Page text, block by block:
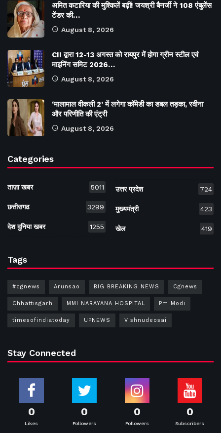
अमित कटारिया की मुश्किलें बढ़ीं! जयश्री बैनर्जी ने 108 एंबुलेंस
टेंडर की…
August 8, 2026
CII द्वारा 12-13 अगस्त को रायपुर में होगा ग्रीन स्टील एवं
माइनिंग समिट 2026…
August 8, 2026
‘मालामाल वीकली 2’ में लगेगा कॉमेडी का डबल तड़का, रवीना
और परिणीति की एंट्री
August 8, 2026
Categories
ताज़ा खबर 5011
छत्तीसगढ 3299
देश दुनिया खबर 1255
उत्तर प्रदेश 724
मुख्यमंत्री 423
खेल 419
Tags
#cgnews Arunsao BIG BREAKING NEWS Cgnews
Chhattisgarh MMI NARAYANA HOSPITAL Pm Modi
timesofindiatoday UPNEWS Vishnudeosai
Stay Connected
0
Likes
0
Followers
0
Followers
0
Subscribers